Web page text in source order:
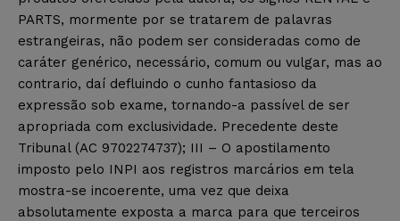
PARTS, mormente por se tratarem de palavras
estrangeiras, não podem ser consideradas como de
caráter genérico, necessário, comum ou vulgar, mas ao
contrario, daí defluindo o cunho fantasioso da
expressão sob exame, tornando-a passível de ser
apropriada com exclusividade. Precedente deste
Tribunal (AC 9702274737); III – O apostilamento
imposto pelo INPI aos registros marcários em tela
mostra-se incoerente, uma vez que deixa
absolutamente exposta a marca para que terceiros